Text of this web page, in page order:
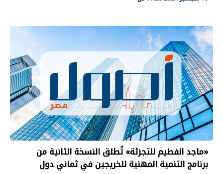
«ماجد الفطيم للتجزئة» تُطلق النسخة الثانية من
برنامج التنمية المهنية للخريجين في ثماني دول